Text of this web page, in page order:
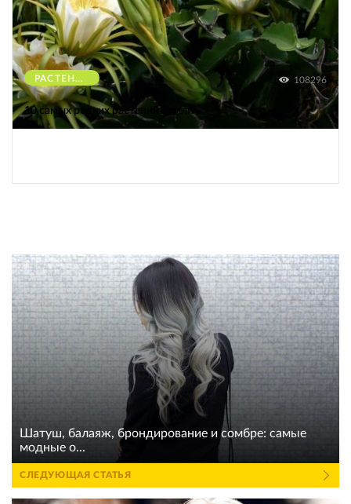
РАСТЕНИЯ 108296
10 самых редких растений Земли
Шатуш, балаяж, брондирование и сомбре: самые
модные о...
СЛЕДУЮЩАЯ СТАТЬЯ